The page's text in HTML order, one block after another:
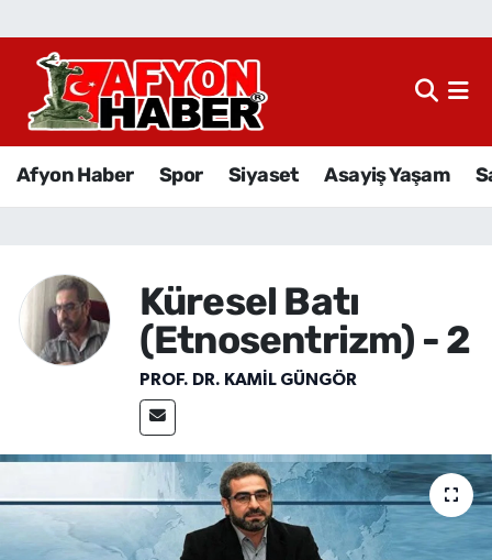
Afyon Haber Spor Siyaset Asayiş Yaşam
Küresel Batı
(Etnosentrizm) - 2
PROF. DR. KAMIL GÜNGÖR
Afyon Haber
Sağlık
Eğitim
Sivil Toplum
Magazin